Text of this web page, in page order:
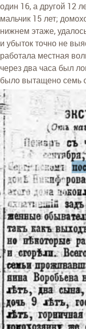
один 16, а другой 12
мальчик 15 лет;
нижнем этаже,
и убыток точно не
работала местная
через два часа был
было вытащено семь